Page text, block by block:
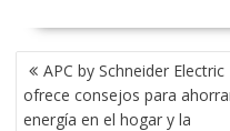
NAVEGACIÓN
DE
ENTRADAS
APC by Schneider Electric
ofrece consejos para
energía en el hogar y la